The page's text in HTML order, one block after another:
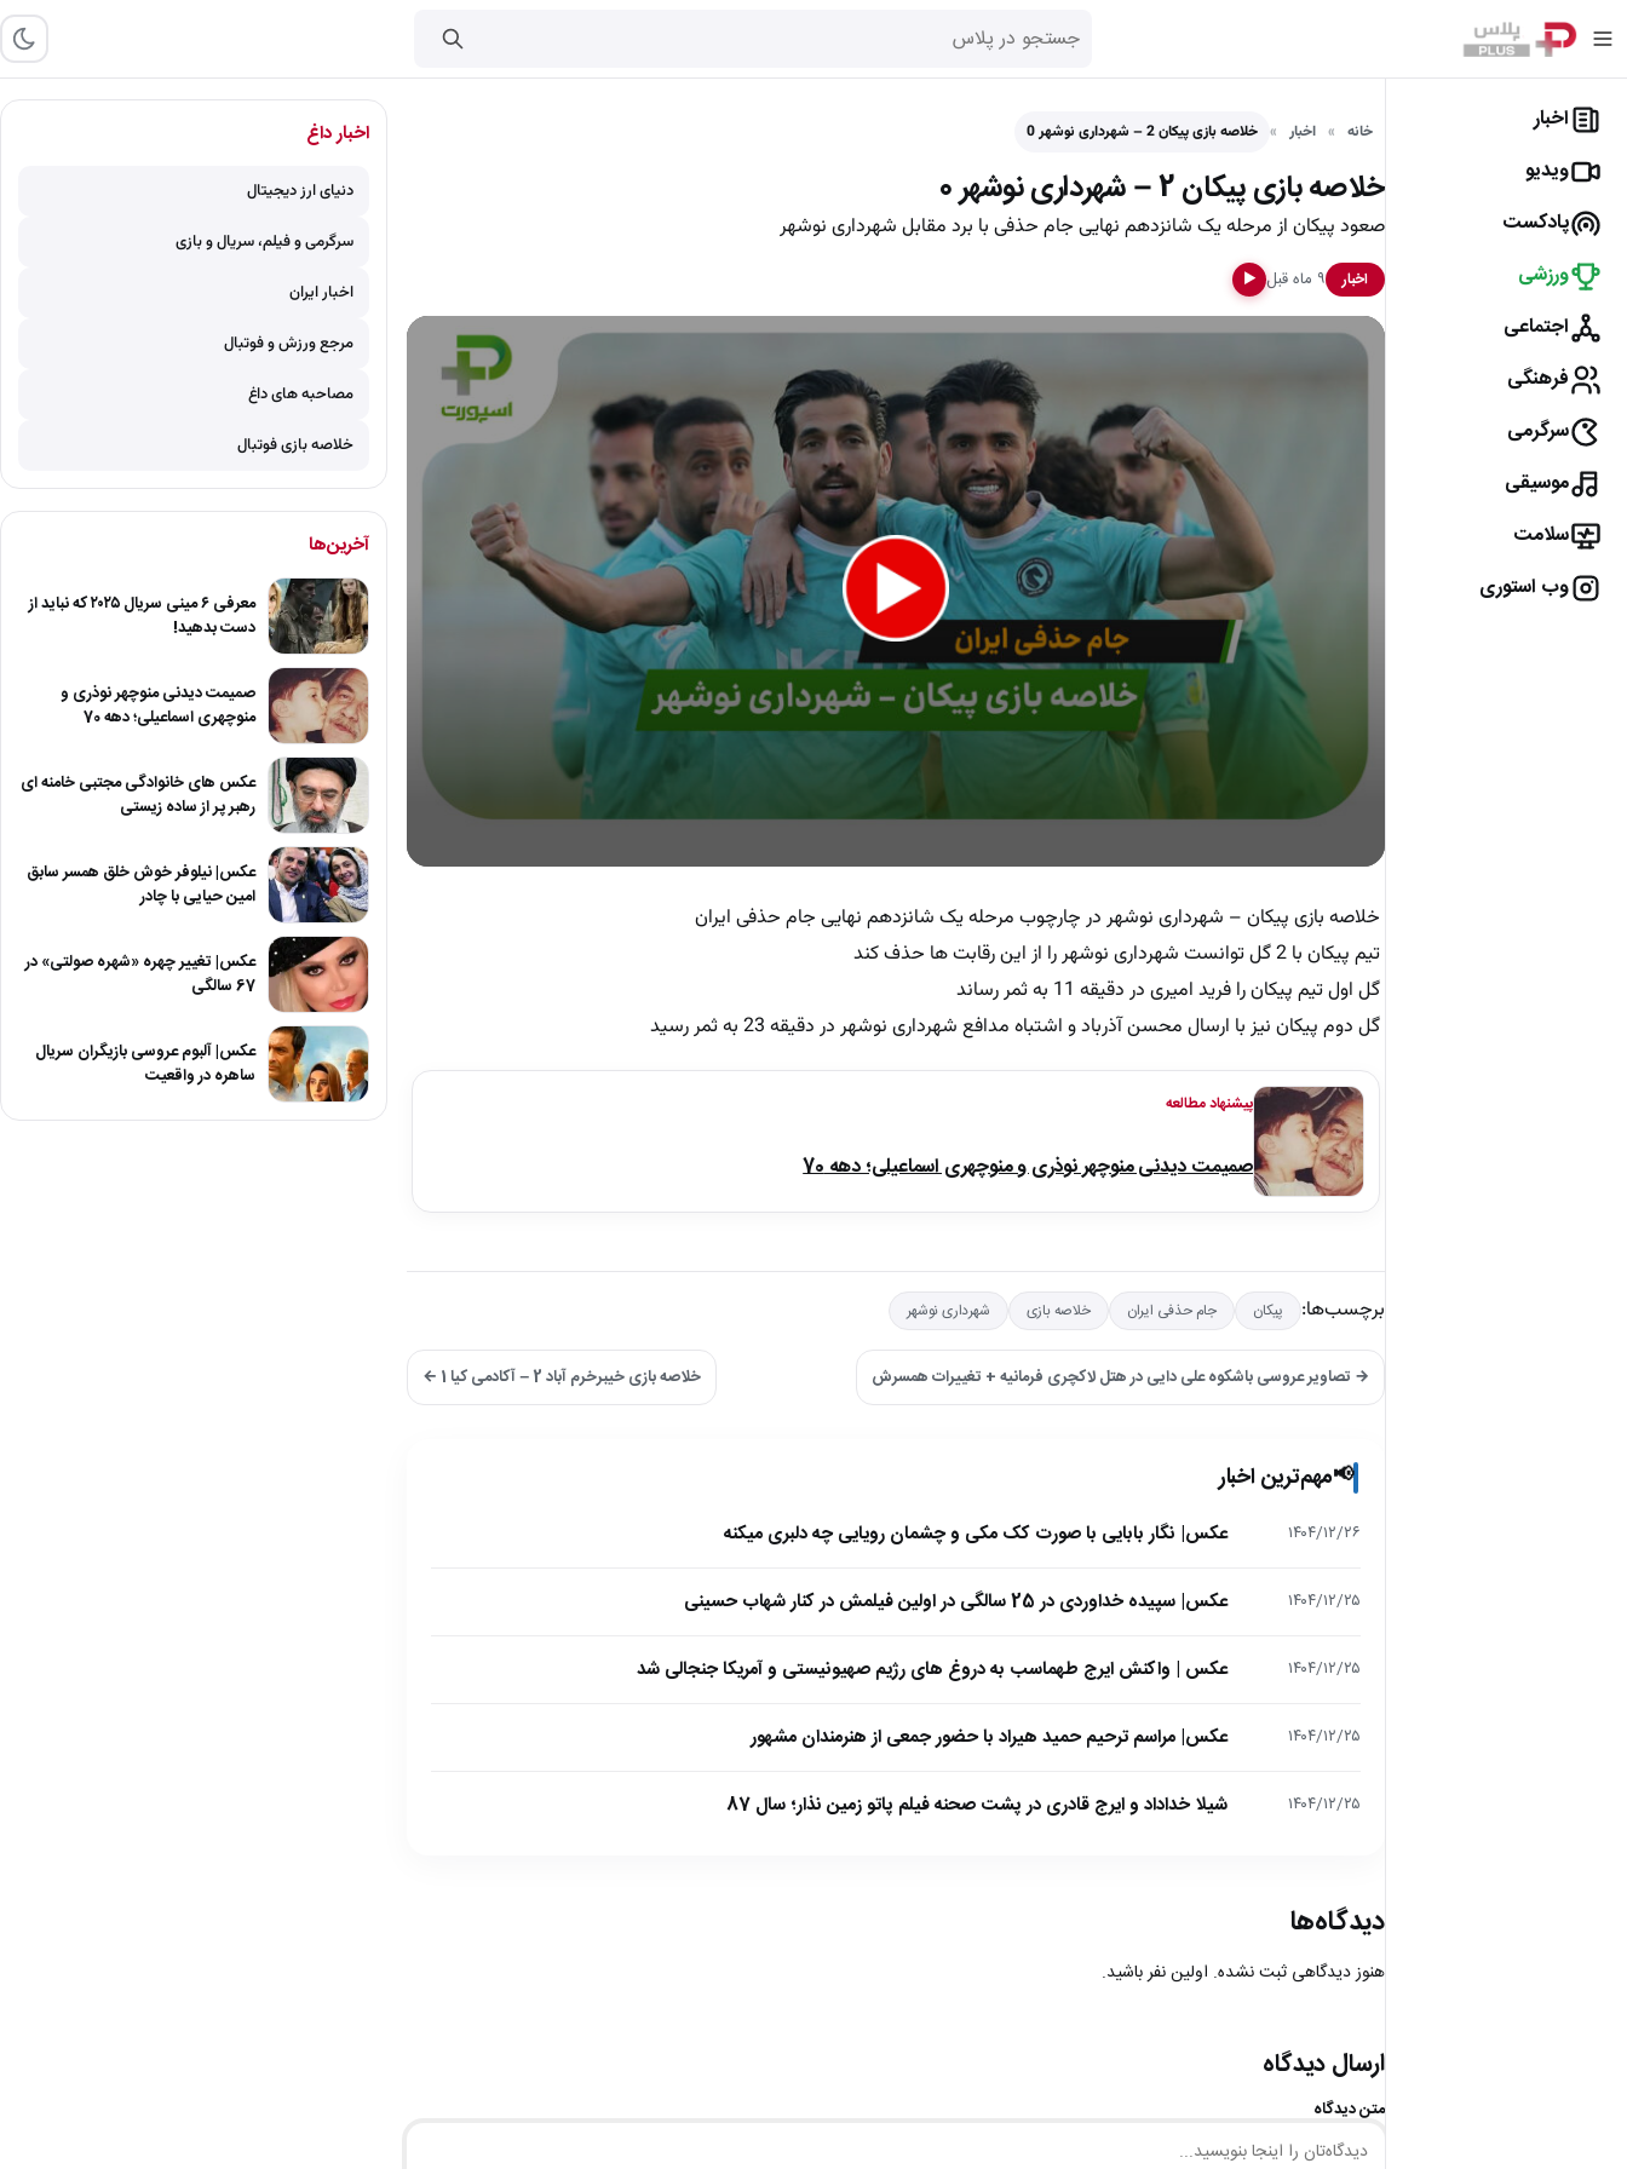
اخبار
ویدیو
پادکست
ورزشی
اجتماعی
فرهنگی
سرگرمی
موسیقی
سلامت
وب استوری
خانه اخبار خلاصه بازی پیکان 2 – شهرداری نوشهر 0
خلاصه بازی پیکان 2 – شهرداری نوشهر 0
صعود پیکان از مرحله یک شانزدهم نهایی جام حذفی با برد مقابل شهرداری نوشهر
اخبار ۹ ماه قبل ▶
خلاصه بازی پیکان – شهرداری نوشهر در چارچوب مرحله یک شانزدهم نهایی جام حذفی ایران
تیم پیکان با 2 گل توانست شهرداری نوشهر را از این رقابت ها حذف کند
گل اول تیم پیکان را فرید امیری در دقیقه 11 به ثمر رساند
گل دوم پیکان نیز با ارسال محسن آذرباد و اشتباه مدافع شهرداری نوشهر در دقیقه 23 به ثمر رسید
پیشنهاد مطالعه
صمیمت دیدنی منوچهر نوذری و منوچهری اسماعیلی؛ دهه 70
برچسب‌ها: پیکان جام حذفی ایران خلاصه بازی شهرداری نوشهر
→ تصاویر عروسی باشکوه علی دایی در هتل لاکچری فرمانیه + تغییرات همسرش خلاصه بازی خیبرخرم آباد 2 – آکادمی کیا 1 ←
📢مهم‌ترین اخبار
۱۴۰۴/۱۲/۲۶ عکس| نگار بابایی با صورت کک مکی و چشمان رویایی چه دلبری میکنه
۱۴۰۴/۱۲/۲۵ عکس| سپیده خداوردی در 25 سالگی در اولین فیلمش در کنار شهاب حسینی
۱۴۰۴/۱۲/۲۵ عکس | واکنش ایرج طهماسب به دروغ های رژیم صهیونیستی و آمریکا جنجالی شد
۱۴۰۴/۱۲/۲۵ عکس| مراسم ترحیم حمید هیراد با حضور جمعی از هنرمندان مشهور
۱۴۰۴/۱۲/۲۵ شیلا خداداد و ایرج قادری در پشت صحنه فیلم پاتو زمین نذار؛ سال 87
دیدگاه‌ها
هنوز دیدگاهی ثبت نشده. اولین نفر باشید.
ارسال دیدگاه
متن دیدگاه
اخبار داغ
دنیای ارز دیجیتال
سرگرمی و فیلم، سریال و بازی
اخبار ایران
مرجع ورزش و فوتبال
مصاحبه های داغ
خلاصه بازی فوتبال
آخرین‌ها
معرفی ۶ مینی سریال ۲۰۲۵ که نباید از
دست بدهید!
صمیمت دیدنی منوچهر نوذری و
منوچهری اسماعیلی؛ دهه 70
عکس های خانوادگی مجتبی خامنه ای
رهبر پر از ساده زیستی
عکس| نیلوفر خوش خلق همسر سابق
امین حیایی با چادر
عکس| تغییر چهره «شهره صولتی» در
67 سالگی
عکس| آلبوم عروسی بازیگران سریال
ساهره در واقعیت